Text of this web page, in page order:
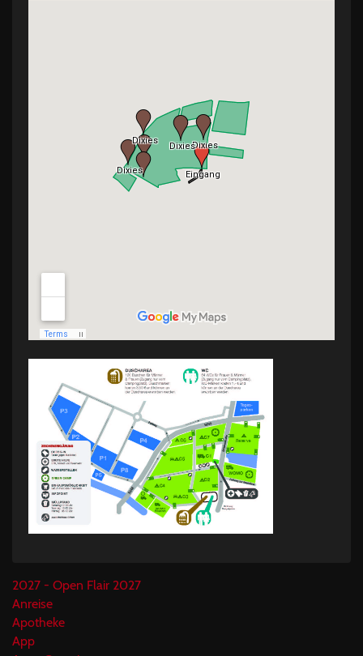
2027 - Open Flair 2027
Anreise
Apotheke
App